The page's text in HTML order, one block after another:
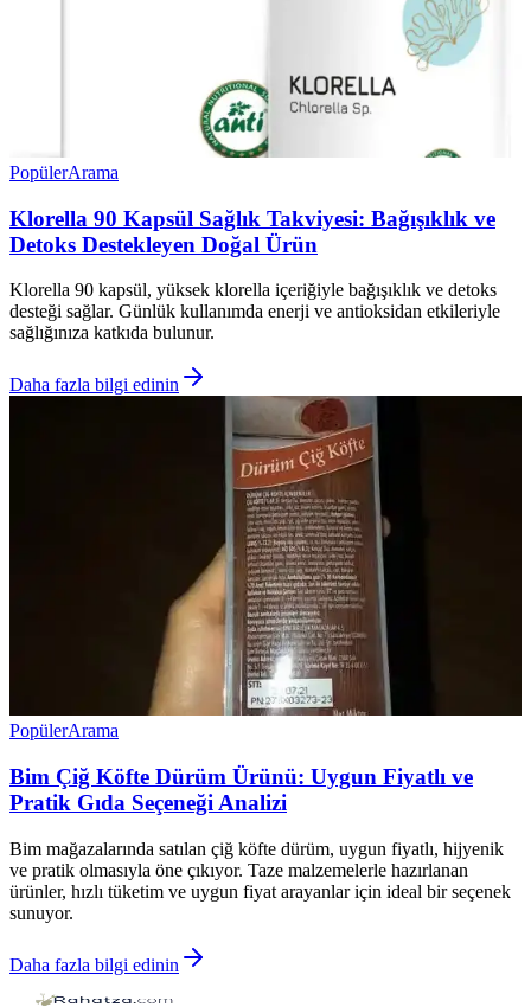
PopülerArama
Klorella 90 Kapsül Sağlık Takviyesi: Bağışıklık ve
Detoks Destekleyen Doğal Ürün
Klorella 90 kapsül, yüksek klorella içeriğiyle bağışıklık ve detoks
desteği sağlar. Günlük kullanımda enerji ve antioksidan etkileriyle
sağlığınıza katkıda bulunur.
Daha fazla bilgi edinin
PopülerArama
Bim Çiğ Köfte Dürüm Ürünü: Uygun Fiyatlı ve
Pratik Gıda Seçeneği Analizi
Bim mağazalarında satılan çiğ köfte dürüm, uygun fiyatlı, hijyenik
ve pratik olmasıyla öne çıkıyor. Taze malzemelerle hazırlanan
ürünler, hızlı tüketim ve uygun fiyat arayanlar için ideal bir seçenek
sunuyor.
Daha fazla bilgi edinin